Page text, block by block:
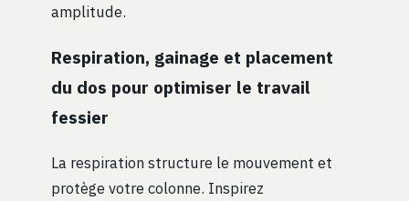
amplitude.
Respiration, gainage et placement
du dos pour optimiser le travail
fessier
La respiration structure le mouvement et
protège votre colonne. Inspirez